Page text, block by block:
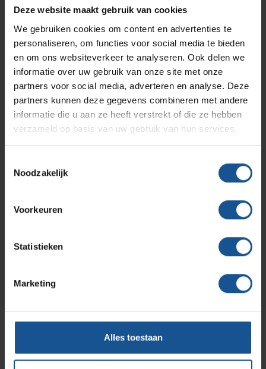
Deze website maakt gebruik van cookies
We gebruiken cookies om content en advertenties te
personaliseren, om functies voor social media te bieden
en om ons websiteverkeer te analyseren. Ook delen we
informatie over uw gebruik van onze site met onze
partners voor social media, adverteren en analyse. Deze
partners kunnen deze gegevens combineren met andere
informatie die u aan ze heeft verstrekt of die ze hebben
verzameld op basis van uw gebruik van hun services.
Noodzakelijk
Voorkeuren
Statistieken
Marketing
Alles toestaan
Verzenden
Contact informatie
VE-Systems
3861 NB Nijkerk
Branches
Solutions
RVS Werkplekinrichting
Productlijnen
Medische afvalverpakkingen
Infectiepreventie en hygiëne
Assortiment
Onze merken
Hammerlit
Septodry
Metro
Zarges
Contact
Ons team
Klantcases
Vacatures